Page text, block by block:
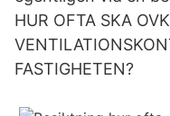
HUR OFTA SKA
FASTIGHETEN?